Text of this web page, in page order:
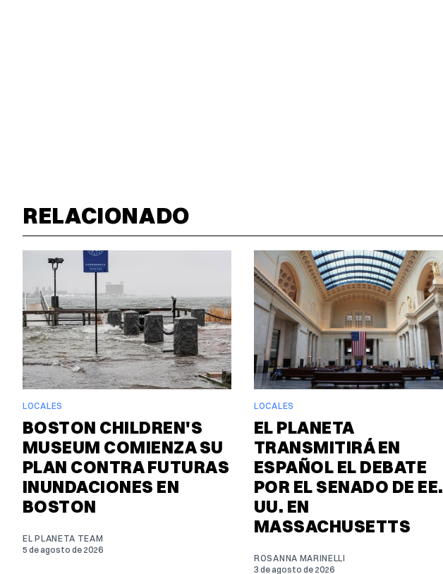
RELACIONADO
LOCALES
BOSTON CHILDREN'S
MUSEUM COMIENZA SU
PLAN CONTRA FUTURAS
INUNDACIONES EN
BOSTON
EL PLANETA TEAM
5 de agosto de 2026
LOCALES
EL PLANETA
TRANSMITIRÁ EN
ESPAÑOL EL DEBATE
POR EL SENADO DE EE.
UU. EN
MASSACHUSETTS
ROSANNA MARINELLI
3 de agosto de 2026